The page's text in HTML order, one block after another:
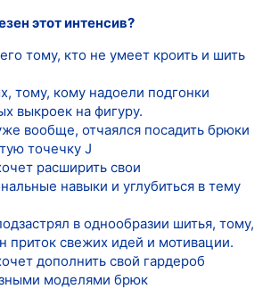
этот интенсив?
тому, кто не умеет кроить и шить
тому, кому надоели подгонки
выкроек на фигуру.
вообще, отчаялся посадить брюки
точечку J
расширить свои
навыки и углубиться в тему
в однообразии шитья, тому,
приток свежих идей и мотивации.
дополнить свой гардероб
моделями брюк